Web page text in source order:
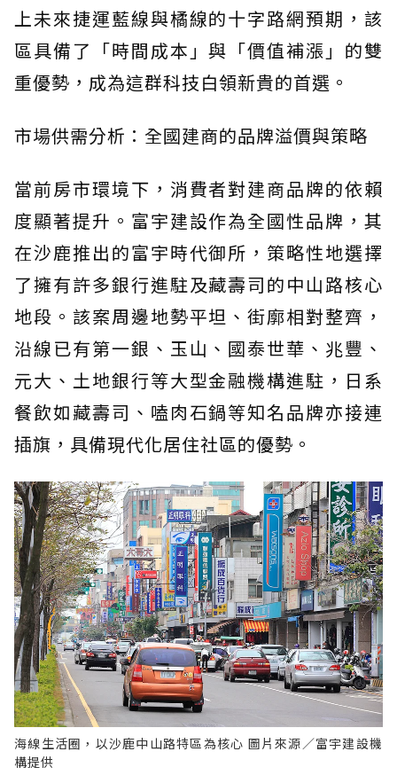
上未來捷運藍線與橘線的十字路網預期，該
區具備了「時間成本」與「價值補漲」的雙
重優勢，成為這群科技白領新貴的首選。
市場供需分析：全國建商的品牌溢價與策略
當前房市環境下，消費者對建商品牌的依賴
度顯著提升。富宇建設作為全國性品牌，其
在沙鹿推出的富宇時代御所，策略性地選擇
了擁有許多銀行進駐及藏壽司的中山路核心
地段。該案周邊地勢平坦、街廓相對整齊，
沿線已有第一銀、玉山、國泰世華、兆豐、
元大、土地銀行等大型金融機構進駐，日系
餐飲如藏壽司、嗑肉石鍋等知名品牌亦接連
插旗，具備現代化居住社區的優勢。
海線生活圈，以沙鹿中山路特區為核心 圖片來源／富宇建設機
構提供